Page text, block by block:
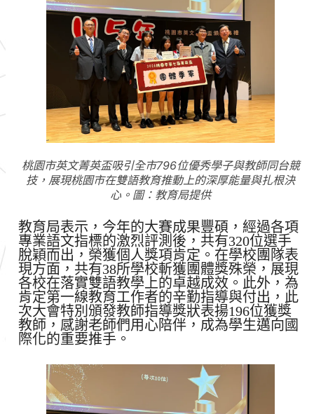
桃園市英文菁英盃吸引全市796位優秀學子與教師同台競
技，展現桃園市在雙語教育推動上的深厚能量與扎根決
心。圖：教育局提供
教育局表示，今年的大賽成果豐碩，經過各項
專業語文指標的激烈評測後，共有320位選手
脫穎而出，榮獲個人獎項肯定。在學校團隊表
現方面，共有38所學校斬獲團體獎殊榮，展現
各校在落實雙語教學上的卓越成效。此外，為
肯定第一線教育工作者的辛勤指導與付出，此
次大會特別頒發教師指導獎狀表揚196位獲獎
教師，感謝老師們用心陪伴，成為學生邁向國
際化的重要推手。